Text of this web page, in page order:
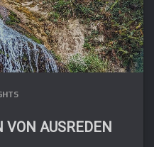
AUSREDEN